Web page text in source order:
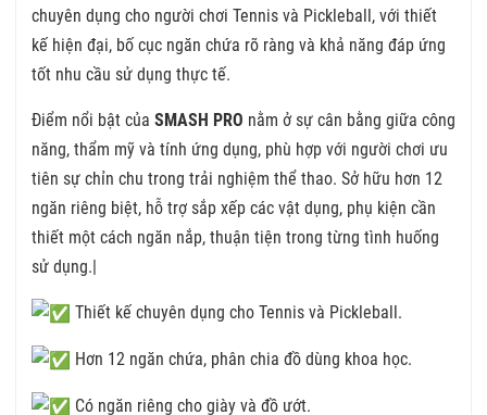
chuyên dụng cho người chơi Tennis và Pickleball, với thiết
kế hiện đại, bố cục ngăn chứa rõ ràng và khả năng đáp ứng
tốt nhu cầu sử dụng thực tế.
Điểm nổi bật của SMASH PRO nằm ở sự cân bằng giữa công
năng, thẩm mỹ và tính ứng dụng, phù hợp với người chơi ưu
tiên sự chỉn chu trong trải nghiệm thể thao. Sở hữu hơn 12
ngăn riêng biệt, hỗ trợ sắp xếp các vật dụng, phụ kiện cần
thiết một cách ngăn nắp, thuận tiện trong từng tình huống
sử dụng.|
Thiết kế chuyên dụng cho Tennis và Pickleball.
Hơn 12 ngăn chứa, phân chia đồ dùng khoa học.
Có ngăn riêng cho giày và đồ ướt.